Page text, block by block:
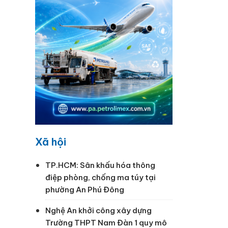
Xã hội
TP.HCM: Sân khấu hóa thông
điệp phòng, chống ma túy tại
phường An Phú Đông
Nghệ An khởi công xây dựng
Trường THPT Nam Đàn 1 quy mô